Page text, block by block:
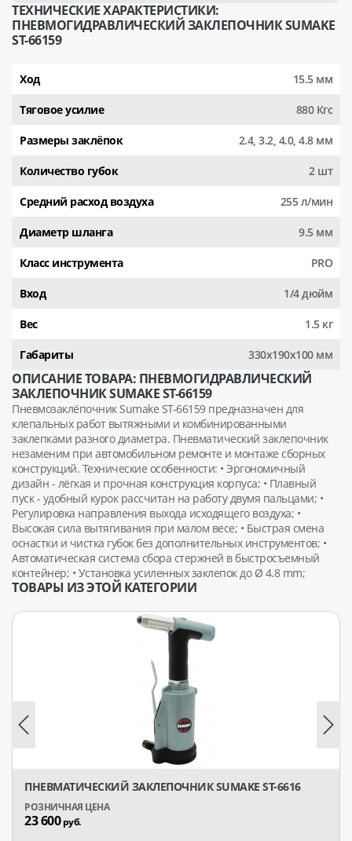
ТЕХНИЧЕСКИЕ ХАРАКТЕРИСТИКИ:
ПНЕВМОГИДРАВЛИЧЕСКИЙ ЗАКЛЕПОЧНИК SUMAKE
ST-66159
Ход 15.5 мм
Тяговое усилие 880 Кгс
Размеры заклёпок 2.4, 3.2, 4.0, 4.8 мм
Количество губок 2 шт
Средний расход воздуха 255 л/мин
Диаметр шланга 9.5 мм
Класс инструмента PRO
Вход 1/4 дюйм
Вес 1.5 кг
Габариты 330х190х100 мм
ОПИСАНИЕ ТОВАРА: ПНЕВМОГИДРАВЛИЧЕСКИЙ
ЗАКЛЕПОЧНИК SUMAKE ST-66159
Пневмозаклёпочник Sumake ST-66159 предназначен для
клепальных работ вытяжными и комбинированными
заклепками разного диаметра. Пневматический заклепочник
незаменим при автомобильном ремонте и монтаже сборных
конструкций. Технические особенности: • Эргономичный
дизайн - лёгкая и прочная конструкция корпуса; • Плавный
пуск - удобный курок рассчитан на работу двумя пальцами; •
Регулировка направления выхода исходящего воздуха; •
Высокая сила вытягивания при малом весе; • Быстрая смена
оснастки и чистка губок без дополнительных инструментов; •
Автоматическая система сбора стержней в быстросъемный
контейнер; • Установка усиленных заклепок до Ø 4.8 mm;
ТОВАРЫ ИЗ ЭТОЙ КАТЕГОРИИ
ПНЕВМАТИЧЕСКИЙ ЗАКЛЕПОЧНИК SUMAKE ST-6616
23 600руб.